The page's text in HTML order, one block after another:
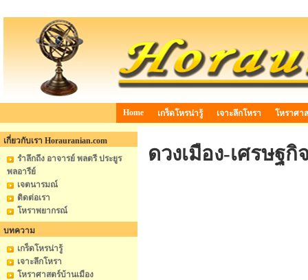
Home เกร็ดโหรน่ารู้ เจาะลึกโหรา โหราศา
เกี่ยวกับเรา Horauranian.com
รำลึกถึง อาจารย์ พลตรี ประยูร
พลอารีย์
เจตนารมณ์
ติดต่อเรา
โหราพยากรณ์
บทความ
เกร็ดโหรน่ารู้
เจาะลึกโหรา
โหราศาสตร์บ้านเมือง
ดวงเมือง-เศรษฐ